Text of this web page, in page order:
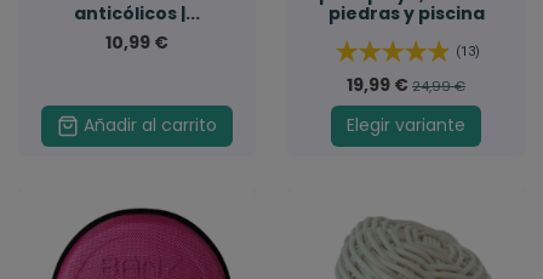
anticólicos |...
10,99 €
Añadir al carrito
piedras y piscina
(13)
19,99 €24,99 €
Elegir variante